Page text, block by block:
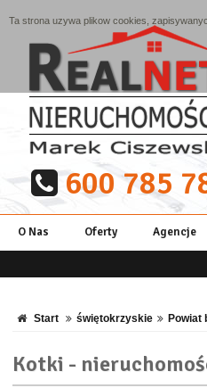
600 785
O Nas Oferty Agencje
Start świętokrzyskie Powiat
Kotki -
Ta strona uzywa plikow cookies,